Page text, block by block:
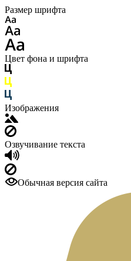
Размер шрифта
Цвет фона и шрифта
Изображения
Озвучивание текста
Обычная версия сайта